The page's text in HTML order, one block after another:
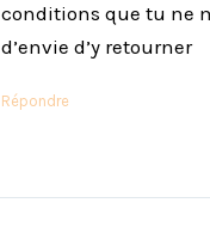
conditions que tu ne
d’envie d’y retourner
Répondre